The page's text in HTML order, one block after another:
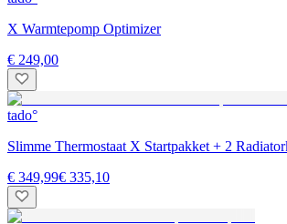
X Warmtepomp Optimizer
€ 249,00
tado°
Slimme Thermostaat X Startpakket + 2
€ 349,99€ 335,10